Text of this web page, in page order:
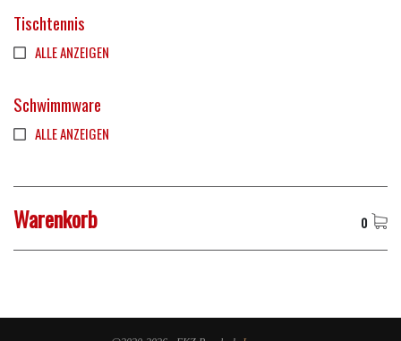
Tischtennis
ALLE ANZEIGEN
Schwimmware
ALLE ANZEIGEN
Warenkorb 0